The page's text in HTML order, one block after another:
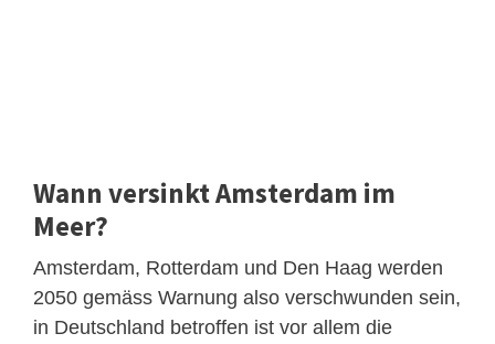
Wann versinkt Amsterdam im
Meer?
Amsterdam, Rotterdam und Den Haag werden
2050 gemäss Warnung also verschwunden sein,
in Deutschland betroffen ist vor allem die